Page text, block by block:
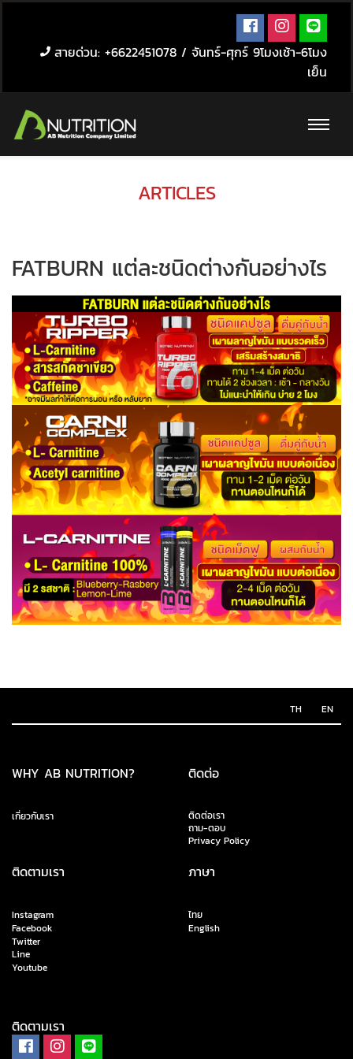
สายด่วน: +6622451078 / จันทร์-ศุกร์ 9โมงเช้า-6โมง
เย็น
ARTICLES
FATBURN แต่ละชนิดต่างกันอย่างไร
TH EN
WHY AB NUTRITION?
เกี่ยวกับเรา
ติดต่อ
ติดต่อเรา
ถาม-ตอบ
Privacy Policy
ติดตามเรา
Instagram
Facebook
Twitter
Line
Youtube
ภาษา
ไทย
English
ติดตามเรา